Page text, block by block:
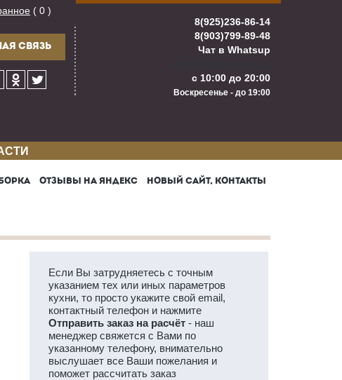
( 0 )
СВЯЗЬ
8(925)236-86-14
8(903)799-89-48
Чат в Whatsup
с 10:00 до 20:00
Воскресенье - до 19:00
ОТЗЫВЫ НА ЯНДЕКС НОВЫЙ САЙТ, КОНТАКТЫ
Если Вы затрудняетесь с точным
указанием тех или иных параметров
кухни, то просто укажите свой email,
контактный телефон и нажмите
Отправить заказ на расчёт- наш
менеджер свяжется с Вами по
указанному телефону, внимательно
выслушает все Ваши пожелания и
поможет рассчитать заказ